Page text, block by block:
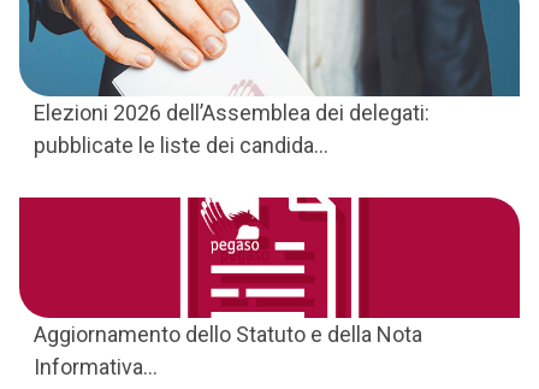
Elezioni 2026 dell’Assemblea dei delegati:
pubblicate le liste dei candida...
Aggiornamento dello Statuto e della Nota
Informativa...